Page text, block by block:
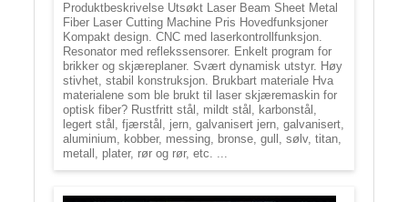
Produktbeskrivelse Utsøkt Laser Beam Sheet Metal
Fiber Laser Cutting Machine Pris Hovedfunksjoner
Kompakt design. CNC med laserkontrollfunksjon.
Resonator med reflekssensorer. Enkelt program for
brikker og skjæreplaner. Svært dynamisk utstyr. Høy
stivhet, stabil konstruksjon. Brukbart materiale Hva
materialene som ble brukt til laser skjæremaskin for
optisk fiber? Rustfritt stål, mildt stål, karbonstål,
legert stål, fjærstål, jern, galvanisert jern, galvanisert,
aluminium, kobber, messing, bronse, gull, sølv, titan,
metall, plater, rør og rør, etc. ...